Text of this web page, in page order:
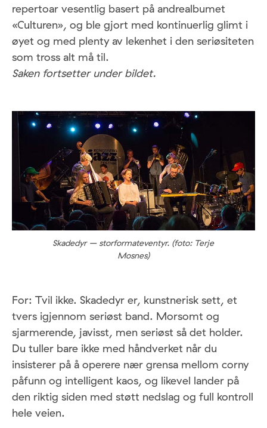
repertoar vesentlig basert på andrealbumet
«Culturen», og ble gjort med kontinuerlig glimt i
øyet og med plenty av lekenhet i den seriøsiteten
som tross alt må til.
Saken fortsetter under bildet.
Skadedyr – storformateventyr. (foto: Terje
Mosnes)
For: Tvil ikke. Skadedyr er, kunstnerisk sett, et
tvers igjennom seriøst band. Morsomt og
sjarmerende, javisst, men seriøst så det holder.
Du tuller bare ikke med håndverket når du
insisterer på å operere nær grensa mellom corny
påfunn og intelligent kaos, og likevel lander på
den riktig siden med støtt nedslag og full kontroll
hele veien.